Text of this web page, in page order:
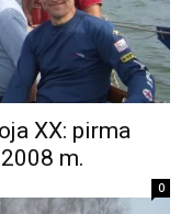
XX: pirma
m.
0